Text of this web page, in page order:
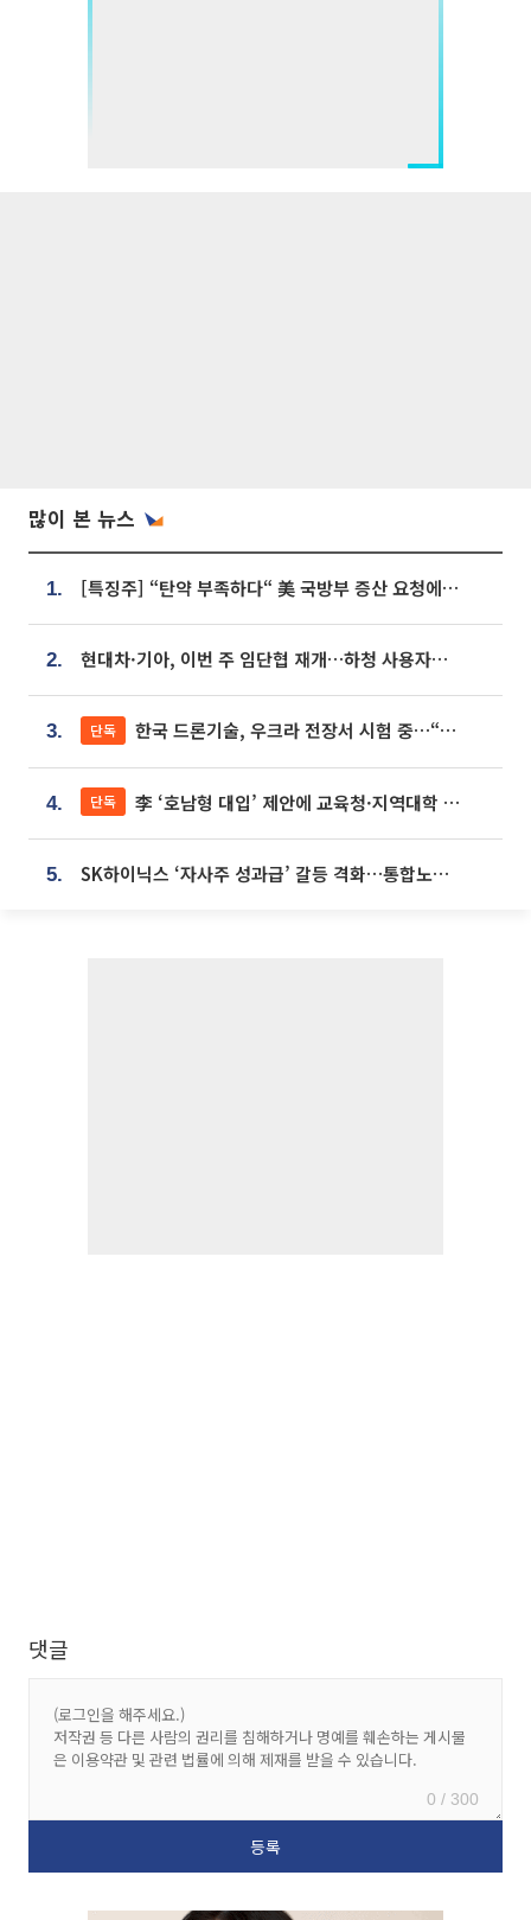
많이 본 뉴스
1. [특징주] “탄약 부족하다“ 美 국방부 증산 요청에⋯국내 방산주 급등세
2. 현대차·기아, 이번 주 임단협 재개…하청 사용자성 재심도 ‘변수’
3. 단독 한국 드론기술, 우크라 전장서 시험 중…“스타트업 여러 곳 참여”
4. 단독 李 ‘호남형 대입’ 제안에 교육청·지역대학 서·논술형 입시 연계 '착수'
5. SK하이닉스 ‘자사주 성과급’ 갈등 격화…통합노조 출범 움직임
댓글
0 / 300